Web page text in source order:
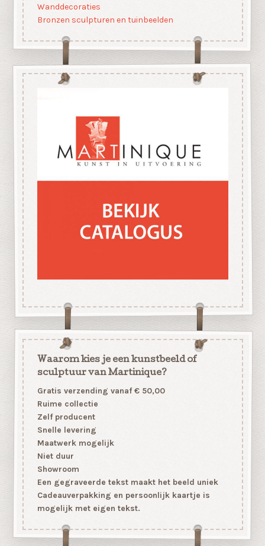
Wanddecoraties
Bronzen sculpturen en tuinbeelden
Waarom kies je een kunstbeeld of
sculptuur van Martinique?
Gratis verzending vanaf € 50,00
Ruime collectie
Zelf producent
Snelle levering
Maatwerk mogelijk
Niet duur
Showroom
Een gegraveerde tekst maakt het beeld uniek
Cadeauverpakking en persoonlijk kaartje is
mogelijk met eigen tekst.